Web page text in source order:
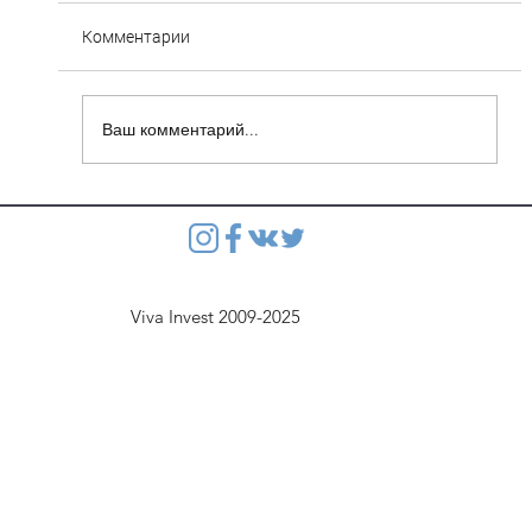
Сухарево: 18 декабря 2018 года в газете
“Минский Курьер” опубликована вторая
Комментарии
Ваш комментарий...
Viva Invest 2009-2025